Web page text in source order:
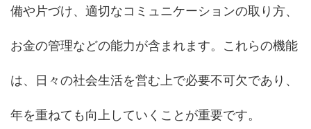
備や片づけ、適切なコミュニケーションの取り方、
お金の管理などの能力が含まれます。これらの機能
は、日々の社会生活を営む上で必要不可欠であり、
年を重ねても向上していくことが重要です。